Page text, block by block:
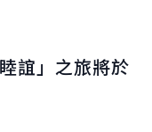
誼」之旅將於